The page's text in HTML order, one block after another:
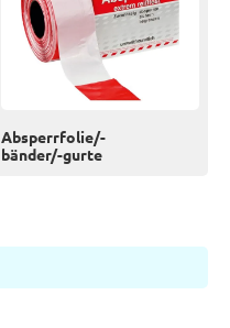
Absperrfolie/-
bänder/-gurte